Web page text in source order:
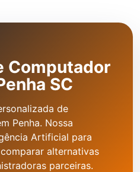
Computador
SC
de
Penha. Nossa
Artificial para
alternativas
parceiras.